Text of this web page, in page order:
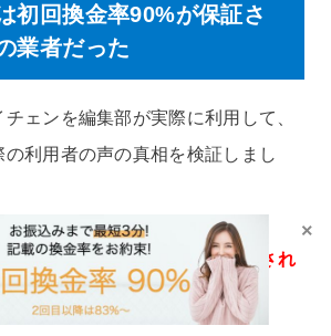
初回換金率90%が保証さ
業者だった
ェンを編集部が実際に利用して、
利用者の声の真相を検証しまし
ェンは初回換金率90%が保証され
みの現金化業者でした。
×